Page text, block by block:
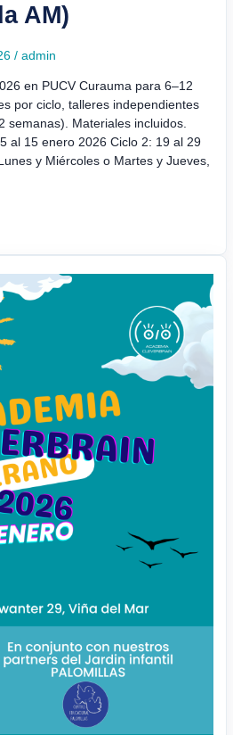
AM)
/admin
en PUCV Curauma para 6–12
por ciclo, talleres independientes
semanas). Materiales incluidos.
al 15 enero 2026 Ciclo 2: 19 al 29
y Miércoles o Martes y Jueves,